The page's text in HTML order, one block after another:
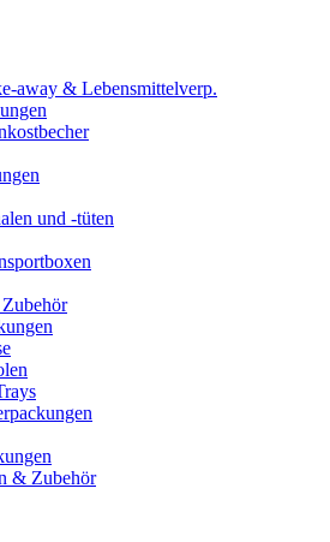
away & Lebensmittelverp.
und -tüten
& Zubehör